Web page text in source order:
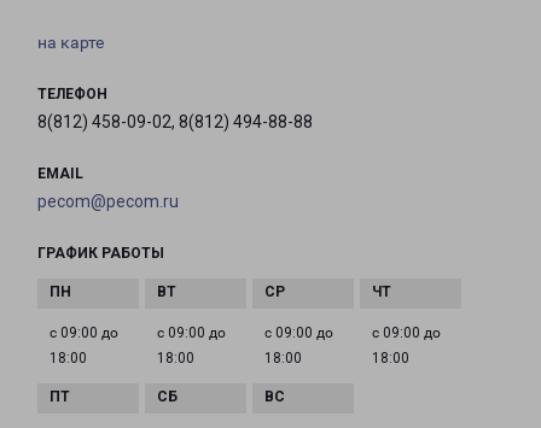
на карте
ТЕЛЕФОН
8(812) 458-09-02, 8(812) 494-88-88
EMAIL
pecom@pecom.ru
ГРАФИК РАБОТЫ
с 09:00 до
18:00
с 09:00 до
18:00
с 09:00 до
18:00
с 09:00 до
18:00